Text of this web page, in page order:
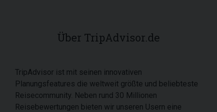
Über TripAdvisor.de
TripAdvisor ist mit seinen innovativen
Planungsfeatures die weltweit größte und beliebteste
Reisecommunity. Neben rund 30 Millionen
Reisebewertungen bieten wir unseren Usern eine